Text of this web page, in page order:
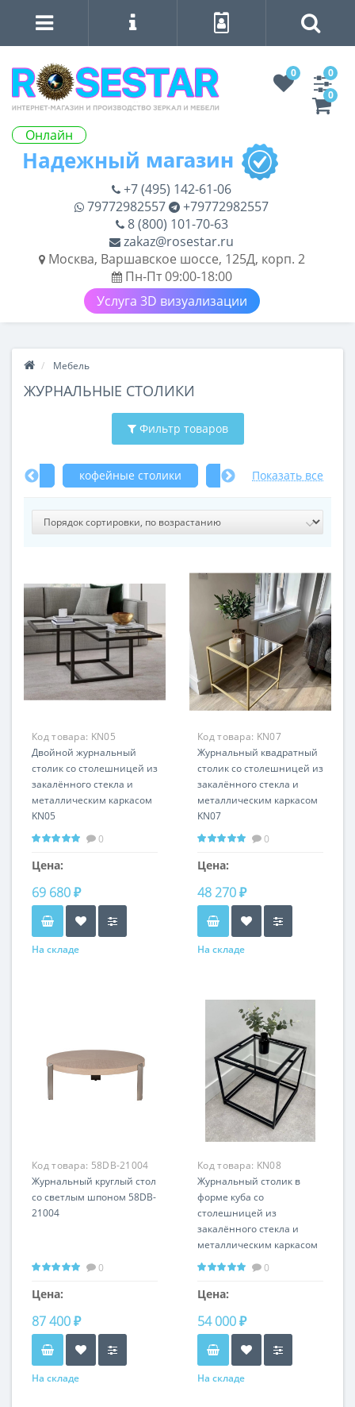
Онлайн
0
0
0
+7 (495) 142-61-06
79772982557
+79772982557
8 (800) 101-70-63
zakaz@rosestar.ru
Москва, Варшавское шоссе, 125Д, корп. 2
Пн-Пт 09:00-18:00
Услуга 3D визуализации
Мебель
ЖУРНАЛЬНЫЕ СТОЛИКИ
Фильтр товаров
МДФ кофейные столики с каменной
Показать все
Код товара: KN05
Двойной журнальный
столик со столешницей из
закалённого стекла и
металлическим каркасом
KN05
0
Цена:
69 680 ₽
На складе
Код товара: KN07
Журнальный квадратный
столик со столешницей из
закалённого стекла и
металлическим каркасом
KN07
0
Цена:
48 270 ₽
На складе
Код товара: 58DB-21004
Журнальный круглый стол
со светлым шпоном 58DB-
21004
0
Цена:
87 400 ₽
На складе
Код товара: KN08
Журнальный столик в
форме куба со
столешницей из
закалённого стекла и
металлическим каркасом
KN08
0
Цена:
54 000 ₽
На складе